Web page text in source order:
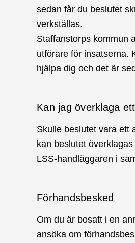
sedan får du beslutet
verkställas.
Staffanstorps kommun
utförare för insatserna.
hjälpa dig och det är
Kan jag överklaga
Skulle beslutet vara ett
kan beslutet
LSS-handläggaren i
Förhandsbesked
Om du är bosatt i en
ansöka om